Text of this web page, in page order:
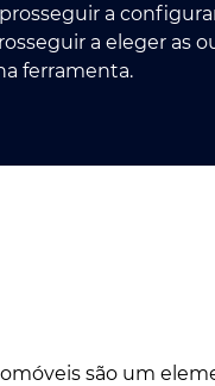
a
a eleger as
ferramenta.
são um